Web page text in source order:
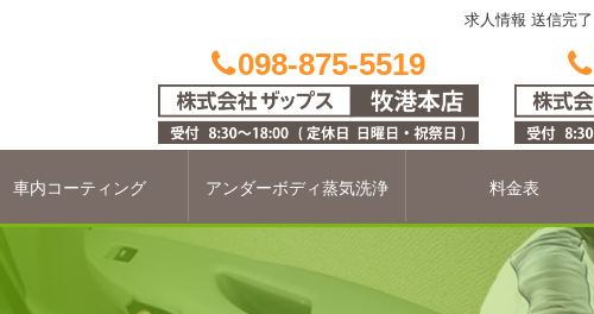
求人情報 送信完了
098-875-5519
車内コーティング アンダーボディ蒸気洗浄 料金表